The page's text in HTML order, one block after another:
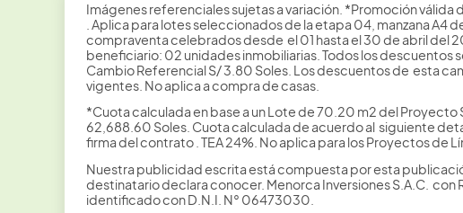
Imágenes referenciales sujetas a variación. *Promoción
. Aplica para lotes seleccionados de la etapa 04, manzana
compraventa celebrados desde el 01 hasta el 30 de abril del
beneficiario: 02 unidades inmobiliarias. Todos los descuentos
Cambio Referencial S/ 3.80 Soles. Los descuentos de esta
vigentes. No aplica a compra de casas.
*Cuota calculada en base a un Lote de 70.20 m2 del
62,688.60 Soles. Cuota calculada de acuerdo al siguiente
firma del contrato . TEA 24%. No aplica para los Proyectos de
Nuestra publicidad escrita está compuesta por esta
destinatario declara conocer. Menorca Inversiones S.A.C. con
identificado con D.N.I. N° 06473030.